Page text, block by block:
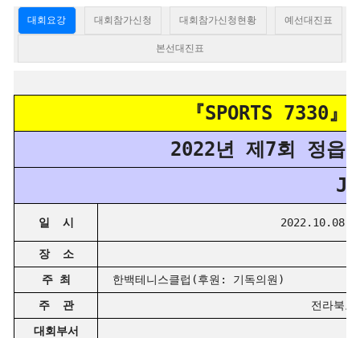
대회요강 대회참가신청 대회참가신청현황 예선대진표
본선대진표
『SPORTS 7330
2022년 제7회 정읍
일 시 2022.10.08(
장 소
주 최
한백테니스클럽(후원: 기독의원)
주 관
전라북
대회부서